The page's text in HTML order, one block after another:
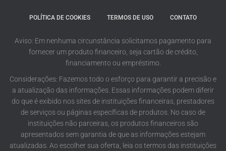
POLÍTICA DE COOKIES TERMOS DE USO CONTATO
Aviso: Em nenhuma circunstância solicitamos pagamento para
fornecer um produto financeiro, seja cartão de crédito,
financiamento ou empréstimo.
Considerações: Fazemos todo o esforço para garantir a precisão e
a atualização das informações. Essas informações podem diferir
do que é exibido nos sites de instituições financeiras, prestadores
de serviços ou páginas específicas de produtos. No caso de
instituições não parceiras, os produtos financeiros são
apresentados sem garantia de que as informações estejam
atualizadas. Ao escolher sua oferta, leia os termos das instituições